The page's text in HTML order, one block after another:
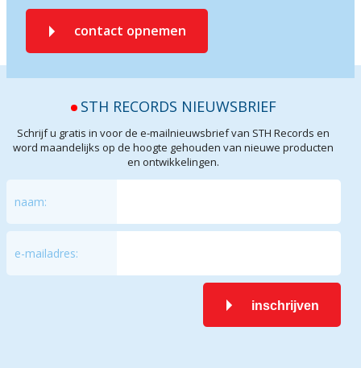
contact opnemen
STH RECORDS NIEUWSBRIEF
Schrijf u gratis in voor de e-mailnieuwsbrief van STH Records en
word maandelijks op de hoogte gehouden van nieuwe producten
en ontwikkelingen.
naam:
e-mailadres:
inschrijven